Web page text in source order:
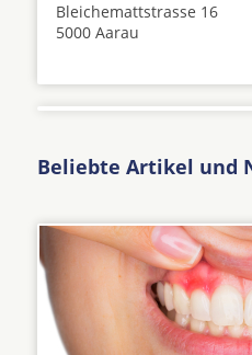
Bleichemattstrasse 16
5000 Aarau
Beliebte Artikel und